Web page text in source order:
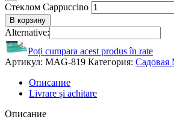
Стеклом Cappuccino
В корзину
Alternative:
Poți cumpara acest produs în rate
Артикул: MAG-819 Категория: Садовая
Описание
Livrare și achitare
Описание